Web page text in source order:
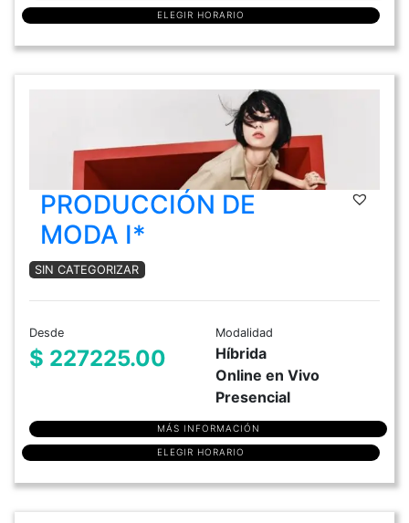
ELEGIR HORARIO
PRODUCCIÓN DE
MODA I*
SIN CATEGORIZAR
Desde
$ 227225.00
Modalidad
Híbrida
Online en Vivo
Presencial
MÁS INFORMACIÓN
ELEGIR HORARIO